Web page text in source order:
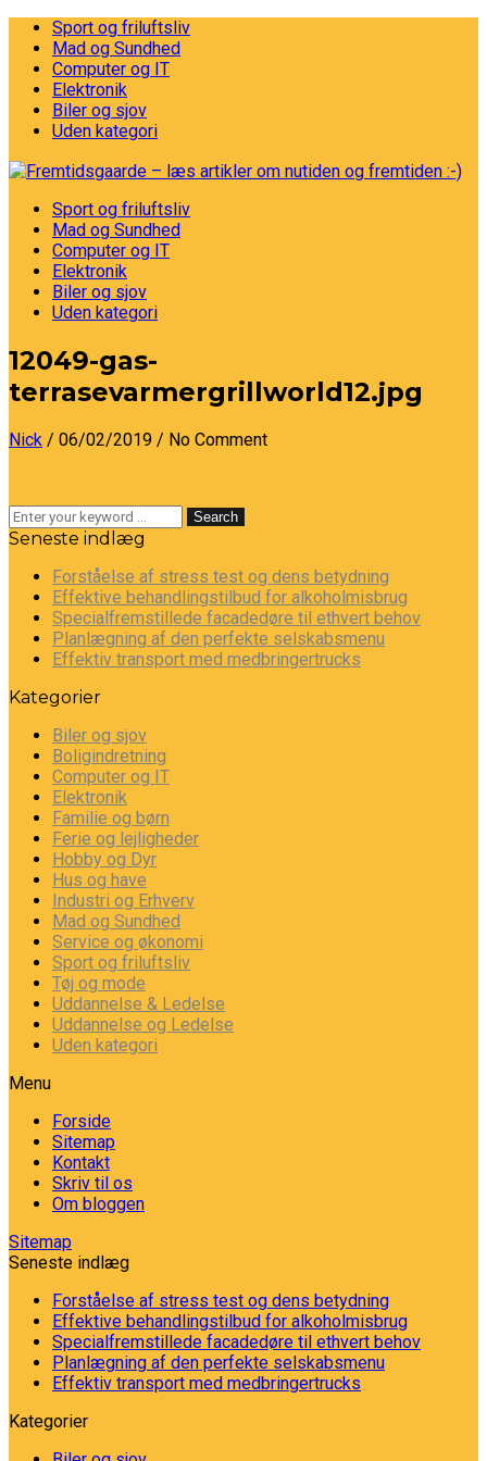
Sport og friluftsliv
Mad og Sundhed
Computer og IT
Elektronik
Biler og sjov
Uden kategori
Sport og friluftsliv
Mad og Sundhed
Computer og IT
Elektronik
Biler og sjov
Uden kategori
12049-gas-
terrasevarmergrillworld12.jpg
Nick / 06/02/2019 / No Comment
Search
Seneste indlæg
Forståelse af stress test og dens betydning
Effektive behandlingstilbud for alkoholmisbrug
Specialfremstillede facadedøre til ethvert behov
Planlægning af den perfekte selskabsmenu
Effektiv transport med medbringertrucks
Kategorier
Biler og sjov
Boligindretning
Computer og IT
Elektronik
Familie og børn
Ferie og lejligheder
Hobby og Dyr
Hus og have
Industri og Erhverv
Mad og Sundhed
Service og økonomi
Sport og friluftsliv
Tøj og mode
Uddannelse & Ledelse
Uddannelse og Ledelse
Uden kategori
Menu
Forside
Sitemap
Kontakt
Skriv til os
Om bloggen
Sitemap
Seneste indlæg
Forståelse af stress test og dens betydning
Effektive behandlingstilbud for alkoholmisbrug
Specialfremstillede facadedøre til ethvert behov
Planlægning af den perfekte selskabsmenu
Effektiv transport med medbringertrucks
Kategorier